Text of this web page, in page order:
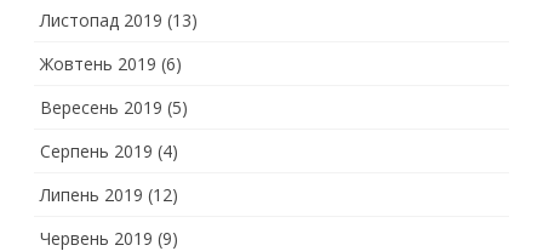
Листопад 2019 (13)
Жовтень 2019 (6)
Вересень 2019 (5)
Серпень 2019 (4)
Липень 2019 (12)
Червень 2019 (9)